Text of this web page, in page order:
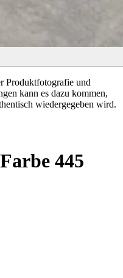
Produktfotografie und
kann es dazu kommen,
wiedergegeben wird.
445